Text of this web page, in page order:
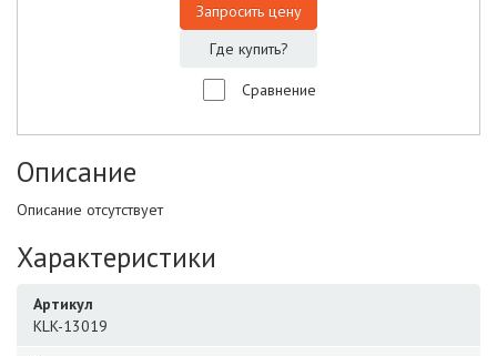
Запросить цену
Где купить?
Сравнение
Описание
Описание отсутствует
Характеристики
Артикул
KLK-13019